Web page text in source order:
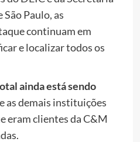
São Paulo,as
continuam em
e localizar todos os
ainda está sendo
as demais instituições
eram clientes da C&M